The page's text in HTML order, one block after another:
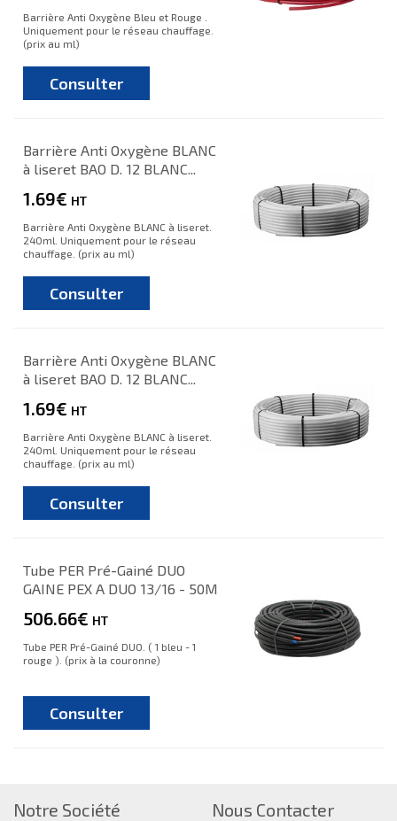
Barrière Anti Oxygène Bleu et Rouge .
Uniquement pour le réseau chauffage.
(prix au ml)
Consulter
Barrière Anti Oxygène BLANC
à liseret BAO D. 12 BLANC...
1.69€ HT
Barrière Anti Oxygène BLANC à liseret.
240ml. Uniquement pour le réseau
chauffage. (prix au ml)
Consulter
Barrière Anti Oxygène BLANC
à liseret BAO D. 12 BLANC...
1.69€ HT
Barrière Anti Oxygène BLANC à liseret.
240ml. Uniquement pour le réseau
chauffage. (prix au ml)
Consulter
Tube PER Pré-Gainé DUO
GAINE PEX A DUO 13/16 - 50M
506.66€ HT
Tube PER Pré-Gainé DUO. ( 1 bleu - 1
rouge ). (prix à la couronne)
Consulter
Notre Société Nous Contacter